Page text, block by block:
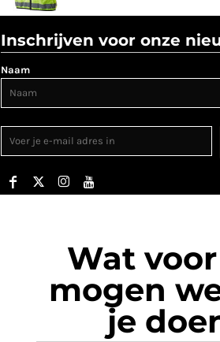
Inschrijven voor onze
Naam
Wat
mogen
je